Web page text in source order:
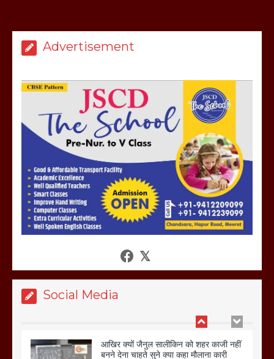
Advertisement
Social Media
मेरठ सुराजकुंड शमशान घाट में चिता से अस्थि
उठाकर खाते कुत्ते का वीडियो इंटरनेट पर जमकर
हो रहा वायरल
March 6, 2025
होलिका रखने पर लात मार कर होलिका को किया
गलोच ,कहा अगर रखी गई होली तो होगा खून
बनने देना चाहते सुने क्या कहा मौलाना कारी